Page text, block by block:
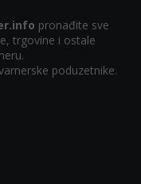
pronađite sve
trgovine i ostale
poduzetnike.